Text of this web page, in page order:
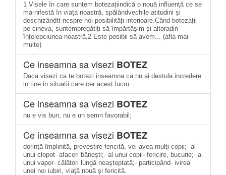
1 Visele în care suntem botezațiindică o nouă influență ce se
ma-nifestă în viața noastră, spălândvechile atitudini și
deschizândtt-ncspre noi posibilități interioare.Când botezații
pe cineva, suntempregătiți să împărtășim și altoradin
înțelepciunea noastră.2 Este posibil să avem... (afla mai
multe)
Ce inseamna sa visezi BOTEZ
Daca visezi ca te botezi inseamna ca nu ai destula incredere
in tine in situatii care cer acest lucru.
Ce inseamna sa visezi BOTEZ
nu e vis bun, nu e un semn favorabil;
Ce inseamna sa visezi BOTEZ
dorinţă împlinită, prevestire fericită, vei avea mulţi copii;- al
unui clopot- afaceri băneşti;- al unui copil- fericire, bucurie;- a
unui vapor- călători lungă neaşteptată;- participând- ivirea
unei noi iubiri, viaţă nouă şi fericită.